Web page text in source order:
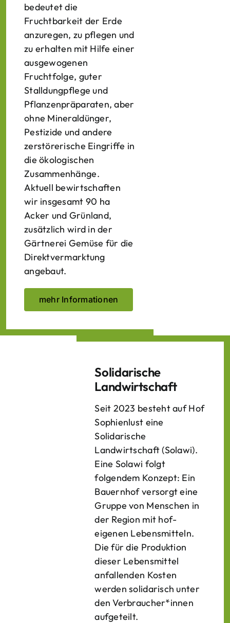
bedeutet die
Fruchtbarkeit der Erde
anzuregen, zu pflegen und
zu erhalten mit Hilfe einer
ausgewogenen
Fruchtfolge, guter
Stalldungpflege und
Pflanzenpräparaten, aber
ohne Mineraldünger,
Pestizide und andere
zerstörerische Eingriffe in
die ökologischen
Zusammenhänge.
Aktuell bewirtschaften
wir insgesamt 90 ha
Acker und Grünland,
zusätzlich wird in der
Gärtnerei Gemüse für die
Direktvermarktung
angebaut.
mehr Informationen
Solidarische
Landwirtschaft
Seit 2023 besteht auf Hof
Sophienlust eine
Solidarische
Landwirtschaft (Solawi).
Eine Solawi folgt
folgendem Konzept: Ein
Bauern­hof versorgt eine
Gruppe von Menschen in
der Region mit hof­
eigenen Lebens­mitteln.
Die für die Produktion
dieser Lebens­mittel
anfallenden Kosten
werden solidarisch unter
den Verbraucher*­innen
aufgeteilt.